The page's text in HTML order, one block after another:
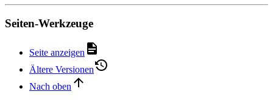
Seiten-Werkzeuge
Seite anzeigen
Ältere Versionen
Nach oben